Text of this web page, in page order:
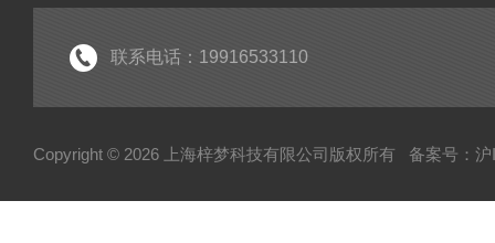
联系电话：19916533110
Copyright © 2026 上海梓梦科技有限公司版权所有 备案号：